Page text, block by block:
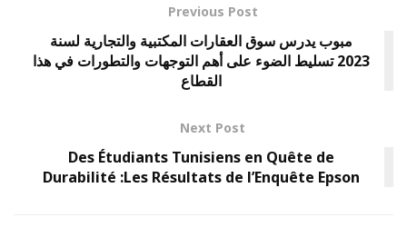
Previous Post
مبوب يدرس سوق العقارات المكتبية والتجارية لسنة
2023 تسليط الضوء على أهم التوجهات والتطورات في هذا
القطاع
Next Post
Des Étudiants Tunisiens en Quête de
Durabilité :Les Résultats de l’Enquête Epson